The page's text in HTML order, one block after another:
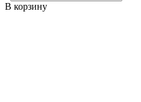
В корзину